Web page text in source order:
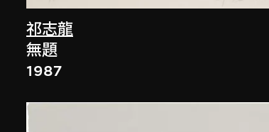
祁志龍
無題
1987